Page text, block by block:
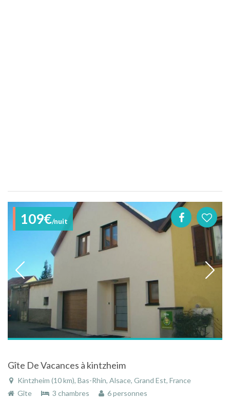
109€/nuit
Gîte De Vacances à kintzheim
Kintzheim (10 km), Bas-Rhin, Alsace, Grand Est, France
Gîte
3 chambres 6 personnes